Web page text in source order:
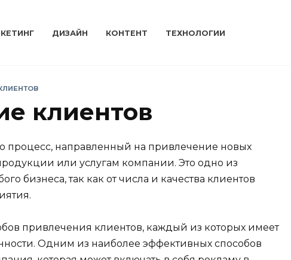
ДИЗАЙН КОНТЕНТ ТЕХНОЛОГИИ
клиентов
процесс, направленный на привлечение новых
или услугам компании. Это одно из
бизнеса, так как от числа и качества клиентов
привлечения клиентов, каждый из которых имеет
Одним из наиболее эффективных способов